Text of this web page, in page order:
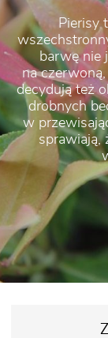
Pierisy
barwę nie
na
decydują też
drobnych
w
sprawiają,